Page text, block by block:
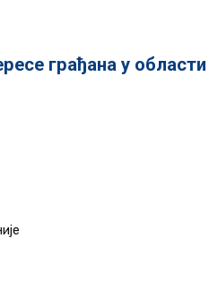
грађана у области